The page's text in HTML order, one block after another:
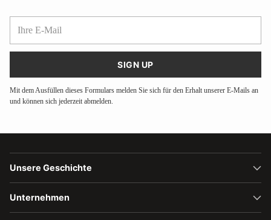
Mail
SIGN UP
Mit dem Ausfüllen dieses Formulars melden Sie sich für den Erhalt unserer E-Mails an
und können sich jederzeit abmelden.
Unsere Geschichte
Unternehmen